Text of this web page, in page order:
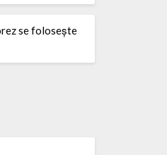
se folosește